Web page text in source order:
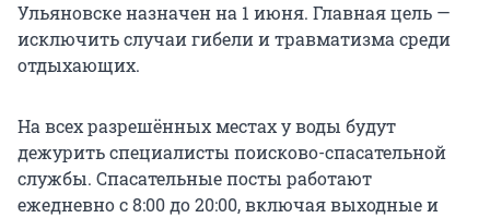
Ульяновске назначен на 1 июня. Главная цель —
исключить случаи гибели и травматизма среди
отдыхающих.
На всех разрешённых местах у воды будут
дежурить специалисты поисково-спасательной
службы. Спасательные посты работают
ежедневно с 8:00 до 20:00, включая выходные и